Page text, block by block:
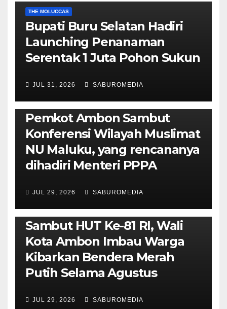
THE MOLUCCAS
Bupati Buru Selatan Hadiri
Launching Penanaman
Serentak 1 Juta Pohon Sukun
JUL 31, 2026 SABUROMEDIA
AMBON METRO JURNALISME AKTIVIS
POLITIK & PEMERINTAHAN
Pemkot Ambon Sambut
Konferensi Wilayah Muslimat
NU Maluku, yang rencananya
dihadiri Menteri PPPA
JUL 29, 2026 SABUROMEDIA
AMBON METRO POLITIK & PEMERINTAHAN
Sambut HUT Ke-81 RI, Wali
Kota Ambon Imbau Warga
Kibarkan Bendera Merah
Putih Selama Agustus
JUL 29, 2026 SABUROMEDIA
PENDIDIKAN & OLAHRAGA THE MOLUCCAS